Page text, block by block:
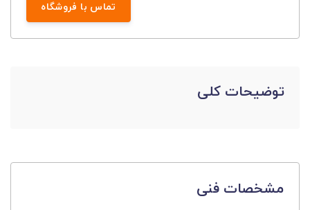
تماس با فروشگاه
توضیحات کلی
مشخصات فنی